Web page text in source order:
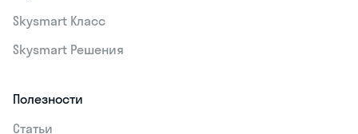
Skysmart Класс
Skysmart Решения
Полезности
Статьи